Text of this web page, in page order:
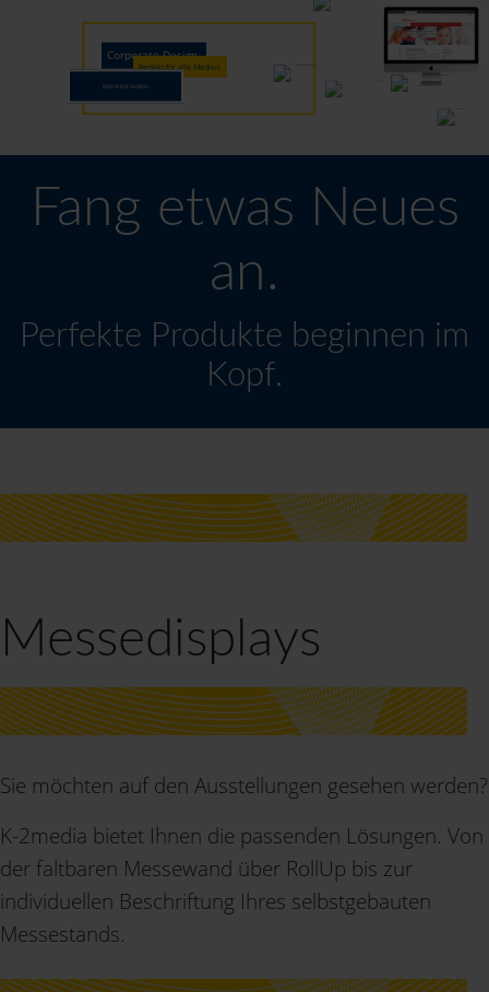
Corporate Design.
Perfekt für alle Medien.
MEHR ERFAHREN
Fang etwas Neues
an.
Perfekte Produkte beginnen im
Kopf.
Messedisplays
Sie möchten auf den Ausstellungen gesehen werden?
K-2media bietet Ihnen die passenden Lösungen. Von
der faltbaren Messewand über RollUp bis zur
individuellen Beschriftung Ihres selbstgebauten
Messestands.